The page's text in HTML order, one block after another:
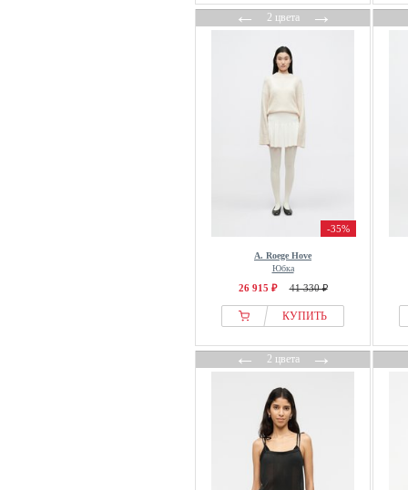
←2 цвета→
-35%
A. Roege Hove
Юбка
26 915 ₽ 41 330 ₽
КУПИТЬ
←2 цвета→